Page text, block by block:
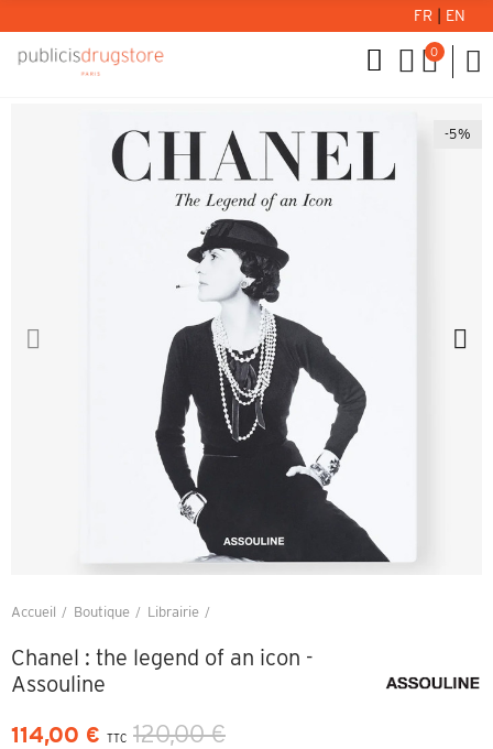
FR EN
0
-5%
Accueil Boutique Librairie
Chanel : the legend of an icon -
Assouline
114,00 € TTC 120,00 €